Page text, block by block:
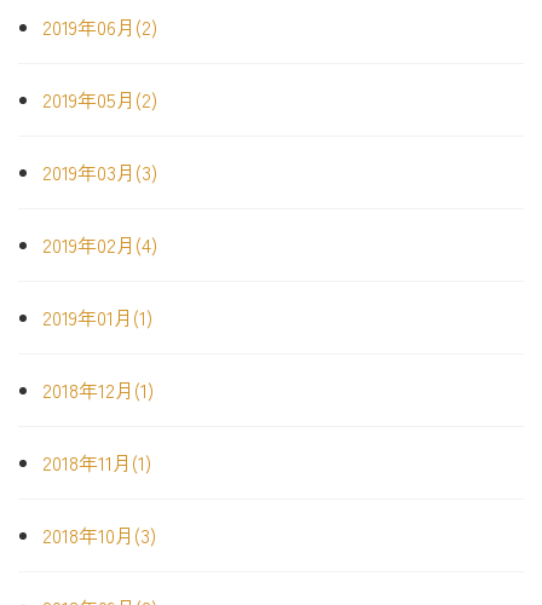
2019年06月(2)
2019年05月(2)
2019年03月(3)
2019年02月(4)
2019年01月(1)
2018年12月(1)
2018年11月(1)
2018年10月(3)